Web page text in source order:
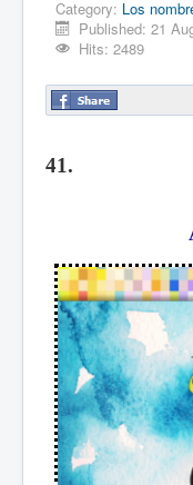
Português
Category: Los
Published: 21
Hits: 2489
41.